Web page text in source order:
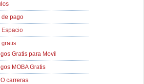
de pago
Espacio
gratis
Gratis para Movil
MOBA Gratis
carreras